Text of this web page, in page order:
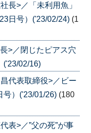
>／「未利用魚」
日号）('23/02/24) (1
>／閉じたピアス穴
('23/02/16)
代表取締役>／ビー
号）('23/01/26) (180
表>／”父の死”が事